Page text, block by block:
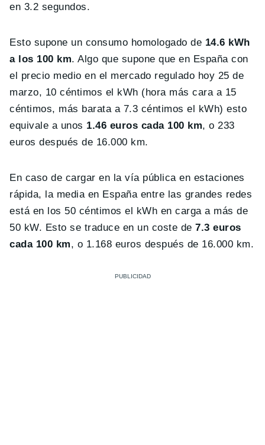
en 3.2 segundos.
Esto supone un consumo homologado de 14.6 kWh
a los 100 km. Algo que supone que en España con
el precio medio en el mercado regulado hoy 25 de
marzo, 10 céntimos el kWh (hora más cara a 15
céntimos, más barata a 7.3 céntimos el kWh) esto
equivale a unos 1.46 euros cada 100 km, o 233
euros después de 16.000 km.
En caso de cargar en la vía pública en estaciones
rápida, la media en España entre las grandes redes
está en los 50 céntimos el kWh en carga a más de
50 kW. Esto se traduce en un coste de 7.3 euros
cada 100 km, o 1.168 euros después de 16.000 km.